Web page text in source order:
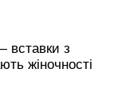
вставки з
жіночності